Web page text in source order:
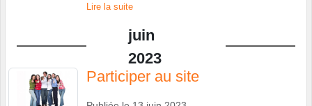
Lire la suite
juin
2023
Participer au site